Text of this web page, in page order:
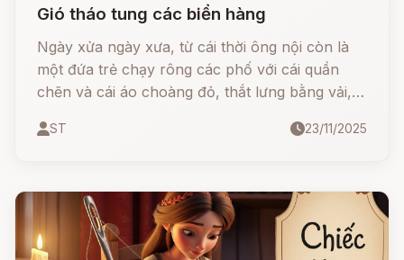
Gió tháo tung các biển hàng
Ngày xửa ngày xưa, từ cái thời ông nội còn là
một đứa trẻ chạy rông các phố với cái quần
chẽn và cái áo choàng đỏ, thắt lưng bằng vải,
Trong các ngày hội, trẻ em vẫn ăn mặc như
ST 23/11/2025